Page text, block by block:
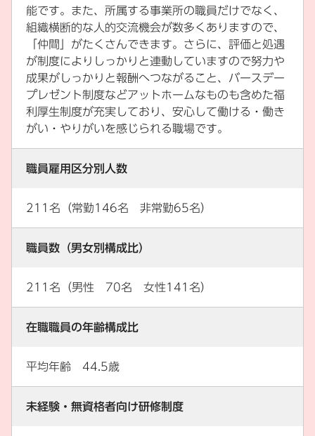
能です。また、所属する事業所の職員だけでなく、
組織横断的な人的交流機会が数多くありますので、
「仲間」がたくさんできます。さらに、評価と処遇
が制度によりしっかりと連動していますので努力や
成果がしっかりと報酬へつながること、バースデー
プレゼント制度などアットホームなものも含めた福
利厚生制度が充実しており、安心して働ける・働き
がい・やりがいを感じられる職場です。
職員雇用区分別人数
211名（常勤146名 非常勤65名）
職員数（男女別構成比）
211名（男性 70名 女性141名）
在職職員の年齢構成比
平均年齢 44.5歳
未経験・無資格者向け研修制度